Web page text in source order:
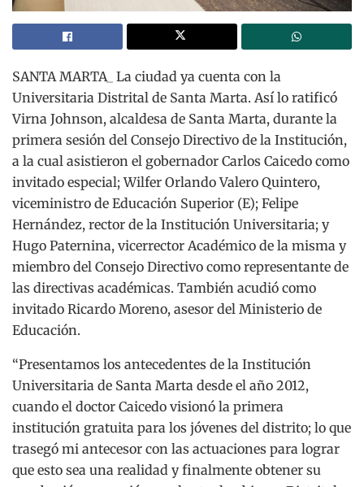
SANTA MARTA_ La ciudad ya cuenta con la
Universitaria Distrital de Santa Marta. Así lo ratificó
Virna Johnson, alcaldesa de Santa Marta, durante la
primera sesión del Consejo Directivo de la Institución,
a la cual asistieron el gobernador Carlos Caicedo como
invitado especial; Wilfer Orlando Valero Quintero,
viceministro de Educación Superior (E); Felipe
Hernández, rector de la Institución Universitaria; y
Hugo Paternina, vicerrector Académico de la misma y
miembro del Consejo Directivo como representante de
las directivas académicas. También acudió como
invitado Ricardo Moreno, asesor del Ministerio de
Educación.
“Presentamos los antecedentes de la Institución
Universitaria de Santa Marta desde el año 2012,
cuando el doctor Caicedo visionó la primera
institución gratuita para los jóvenes del distrito; lo que
trasegó mi antecesor con las actuaciones para lograr
que esto sea una realidad y finalmente obtener su